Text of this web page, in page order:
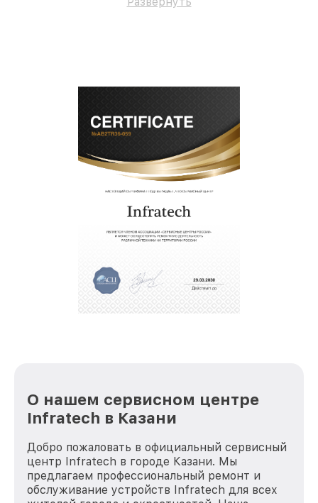
предоставляется длительная гарантия. В случае
современное оборудование и
лицензированное ПО в ремонтно-
диагностических мастерских;
собственный склад комплектующих, что
позволяет сократить сроки
восстановительных работ;
услуги курьера для владельцев
крупногабаритной техники, которые
обеспечат доставку устройств в сервис в
полной сохранности и бесплатно.
положительные отзывы и обрели отличную
репутацию. Мы постоянно совершенствуемся и
О нашем сервисном центре
Infratech в Казани
Добро пожаловать в официальный сервисный
центр Infratech в городе Казани. Мы
предлагаем профессиональный ремонт и
обслуживание устройств Infratech для всех